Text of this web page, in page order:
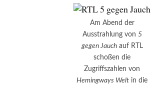
Am Abend der
Ausstrahlung von 5
gegen Jauchauf RTL
schoßen die
Zugriffszahlen von
Hemingways Welt in die